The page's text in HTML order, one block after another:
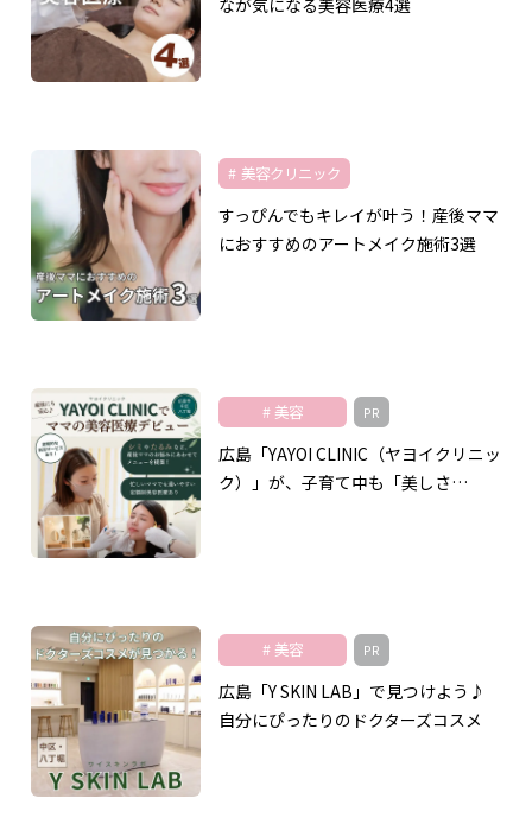
なが気になる美容医療4選
美容クリニック
すっぴんでもキレイが叶う！産後ママ
におすすめのアートメイク施術3選
美容 PR
広島「YAYOI CLINIC（ヤヨイクリニッ
ク）」が、子育て中も「美しさ…
美容 PR
広島「Y SKIN LAB」で見つけよう♪
自分にぴったりのドクターズコスメ